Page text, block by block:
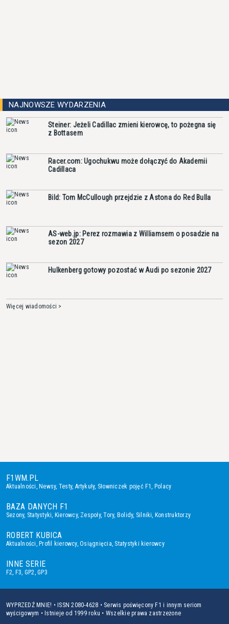
NAJNOWSZE WYDARZENIA
Steiner: Jeżeli Cadillac zmieni kierowcę, to pożegna się
z Bottasem
Racer.com: Ugochukwu może dołączyć do Akademii
Cadillaca
Bild: Tom McCullough przejdzie z Astona do Red Bulla
AS-web.jp: Perez rozmawia z Williamsem o posadzie na
sezon 2027
Hulkenberg gotowy pozostać w Audi po sezonie 2027
Więcej wiadomości >
F1WM.PL
Aktualności, Newsy, Testy, Artykuły, Słowniczek pojęć F1, Polacy
BAZA DANYCH F1
Sezony, Statystyki, Kierowcy, Zespoły,Tory, Bolidy, Silniki, Konstruktorzy
ROBERT KUBICA
Aktualności, Profil kierowcy,Osiągnięcia, Statystyki kierowcy
INNE SERIE
F2, F3, GP2,GP3
WYPRZEDŹ MNIE! • ISSN 2080-4628 • Serwis poświęcony F1 i innym seriom
wyścigowym • Istnieje od 1999 roku • Wszelkie prawa zastrzeżone